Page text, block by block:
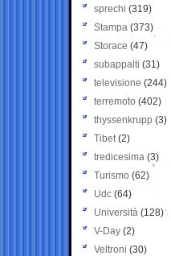
sprechi (319)
Stampa (373)
Storace (47)
subappalti (31)
televisione(244)
terremoto (402)
thyssenkrupp (3)
Tibet(2)
tredicesima (3)
Turismo (62)
Udc (64)
Università (128)
V-Day (2)
Veltroni (30)